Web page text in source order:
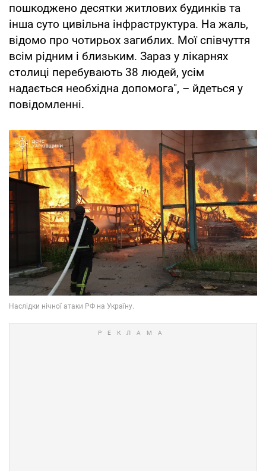
пошкоджено десятки житлових будинків та
інша суто цивільна інфраструктура. На жаль,
відомо про чотирьох загиблих. Мої співчуття
всім рідним і близьким. Зараз у лікарнях
столиці перебувають 38 людей, усім
надається необхідна допомога", – йдеться у
повідомленні.